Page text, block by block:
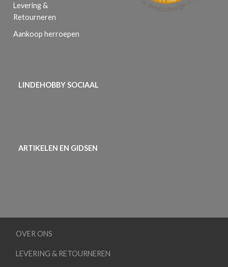
Levering &
Retourneren
Aankoop herroepen
LINDEHOBBY SOCIAAL
ARTIKELEN EN GIDSEN
OVER ONS
LEVERING & RETOURNEREN